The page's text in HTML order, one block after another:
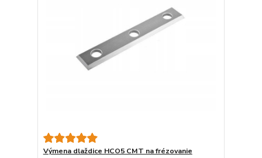
Výmena dlaždice HCO5 CMT na frézovanie